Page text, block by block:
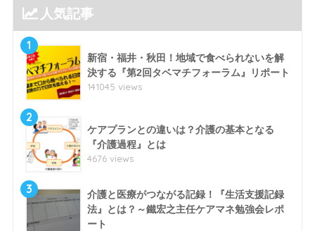
人気記事
1
新宿・福井・秋田！地域で食べられないを解
決する『第2回タベマチフォーラム』リポート
141045 views
2
ケアプランとの違いは？介護の基本となる
『介護過程』とは
4676 views
3
介護と医療がつながる記録！『生活支援記録
法』とは？～鐵宏之主任ケアマネ勉強会レポ
ート